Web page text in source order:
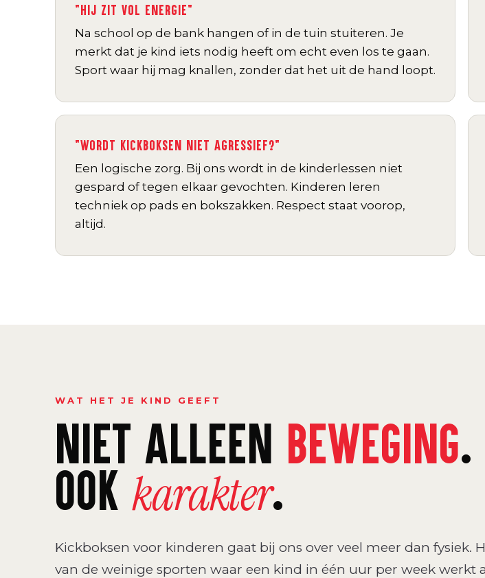
"HIJ ZIT VOL ENERGIE"
Na school op de bank hangen of in de tuin stuiteren. Je
merkt dat je kind iets nodig heeft om echt even los te gaan.
Sport waar hij mag knallen, zonder dat het uit de hand loopt.
"WORDT KICKBOKSEN NIET AGRESSIEF?"
Een logische zorg. Bij ons wordt in de kinderlessen niet
gespard of tegen elkaar gevochten. Kinderen leren
techniek op pads en bokszakken. Respect staat voorop,
altijd.
WAT HET JE KIND GEEFT
NIET ALLEEN BEWEGING.
OOK karakter.
Kickboksen voor kinderen gaat bij ons over veel meer dan fysiek.
van de weinige sporten waar een kind in één uur per week werkt